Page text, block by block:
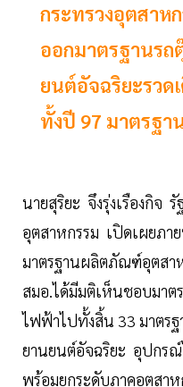
กระทรวงอุตสาห
ออกมาตรฐานร
ยนต์อัจฉริยะรวด
ทั้งปี 97 มาตรฐา
นายสุริยะ จึงรุ่งเรืองกิจ รั
อุตสาหกรรม เปิดเผยภา
มาตรฐานผลิตภัณฑ์อุตสา
สมอ.ได้มีมติเห็นชอบมาต
ไฟฟ้าไปทั้งสิ้น 33 มาตร
ยานยนต์อัจฉริยะ อุปกรณ์
พร้อมยกระดับภาคอุตสา